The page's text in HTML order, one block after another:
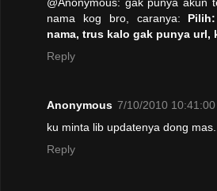
nama kog bro, caranya:
nama, trus kalo gak punya url,
Reply
Anonymous 7/10/2010 10:41:00
ku minta lib updatenya dong mas..
Reply